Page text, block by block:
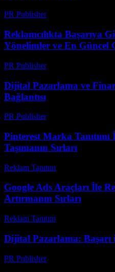
PR Publisher-
Reklamcılıkta Başarıya
Yönelimler ve En Güncel
PR Publisher-
Dijital Pazarlama ve
Bağlantısı
PR Publisher-
Pinterest Marka
Taşımanın Sırları
Reklam Tanıtım
Google Ads Araçları İle
Artırmanın Sırları
Reklam Tanıtım
Dijital Pazarlama: Başarı
PR Publisher-